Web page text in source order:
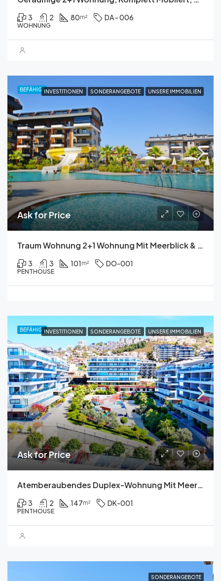
3 2 80m² DA - 006
WOHNUNG
BEFÄHIGT INVESTITIONEN SONDERANGEBOTE UNSERE IMMOBILIEN
Ask for Price
Traum Wohnung 2+1 Wohnung Mit Meerblick & Alanya Burg
3 3 101 m² DO-001
PENTHOUSE
BEFÄHIGTINVESTITIONEN SONDERANGEBOTE UNSERE IMMOBILIEN
Ask for Price
Atemberaubendes Duplex-Wohnung Mit Meerblick
3 2 147m² DK-001
PENTHOUSE
SONDERANGEBOTE